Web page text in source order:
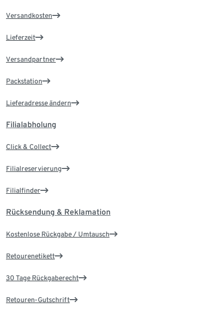
Versandkosten
Lieferzeit
Versandpartner
Packstation
Lieferadresse ändern
Filialabholung
Click & Collect
Filialreservierung
Filialfinder
Rücksendung & Reklamation
Kostenlose Rückgabe / Umtausch
Retourenetikett
30 Tage Rückgaberecht
Retouren-Gutschrift